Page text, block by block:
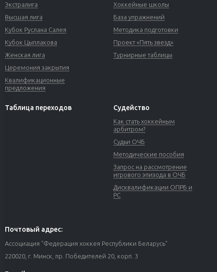
Экстралига
Высшая лига
Кубок Руслана Салея
Кубок Цыплакова
Женская лига
Церемония закрытия
Квалификационные
предложения
Хоккейные школы
База упражнений
Методика подготовки
Проект «Пять звезд»
Турнирные таблицы
Таблица переходов Судейство
Как стать хоккейным
арбитром?
Судьи ОЧБ
Методические пособия
Запрос на рассмотрение
игрового эпизода в ОЧБ
Дисквалификации ОПРБ и
РС
Почтовый адрес:
Ассоциация "Федерация хоккея Республики Беларусь"
220020, г. Минск, пр. Победителей 20, корп. 3